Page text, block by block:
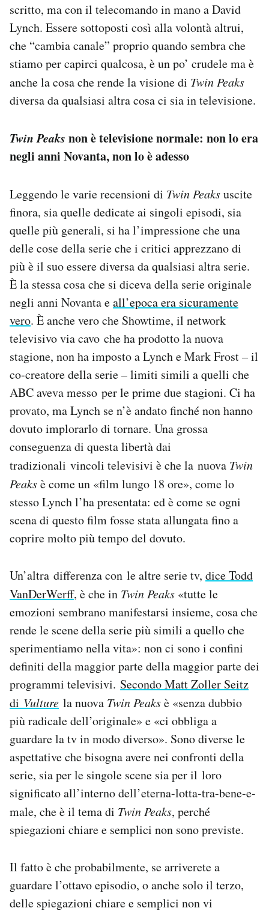
scritto, ma con il telecomando in mano a David
Lynch. Essere sottoposti così alla volontà altrui,
che “cambia canale” proprio quando sembra che
stiamo per capirci qualcosa, è un po’ crudele ma è
anche la cosa che rende la visione di Twin Peaks
diversa da qualsiasi altra cosa ci sia in televisione.
Twin Peaks non è televisione normale: non lo era
negli anni Novanta, non lo è adesso
Leggendo le varie recensioni di Twin Peaksuscite
finora, sia quelle dedicate ai singoli episodi, sia
quelle più generali, si ha l’impressione che una
delle cose della serie che i critici apprezzano di
più è il suo essere diversa da qualsiasi altra serie.
È la stessa cosa che si diceva della serie originale
negli anni Novanta eall’epoca era sicuramente
vero. È anche vero che Showtime, il network
televisivo via cavo che ha prodotto la nuova
stagione, non ha imposto a Lynch e Mark Frost – il
co-creatore della serie – limiti simili a quelli che
ABC aveva messo per le prime due stagioni. Ci ha
provato, ma Lynch se n’è andato finché non hanno
dovuto implorarlo di tornare. Una grossa
conseguenza di questa libertà dai
tradizionali vincoli televisivi è che la nuova Twin
Peaksè come un «film lungo 18 ore», come lo
stesso Lynch l’ha presentata: ed è come se ogni
scena di questo film fosse stata allungata fino a
coprire molto più tempo del dovuto.
Un’altra differenza con le altre serie tv, dice Todd
VanDerWerff, è che in Twin Peaks «tutte le
emozioni sembrano manifestarsi insieme, cosa che
rende le scene della serie più simili a quello che
sperimentiamo nella vita»: non ci sono i confini
definiti della maggior parte della maggior parte dei
programmi televisivi. Secondo Matt Zoller Seitz
di Vulture la nuova Twin Peaksè «senza dubbio
più radicale dell’originale» e «ci obbliga a
guardare la tv in modo diverso». Sono diverse le
aspettative che bisogna avere nei confronti della
serie, sia per le singole scene sia per il loro
significato all’interno dell’eterna-lotta-tra-bene-e-
male, che è il tema di Twin Peaks, perché
spiegazioni chiare e semplici non sono previste.
Il fatto è che probabilmente, se arriverete a
guardare l’ottavo episodio, o anche solo il terzo,
delle spiegazioni chiare e semplici non vi